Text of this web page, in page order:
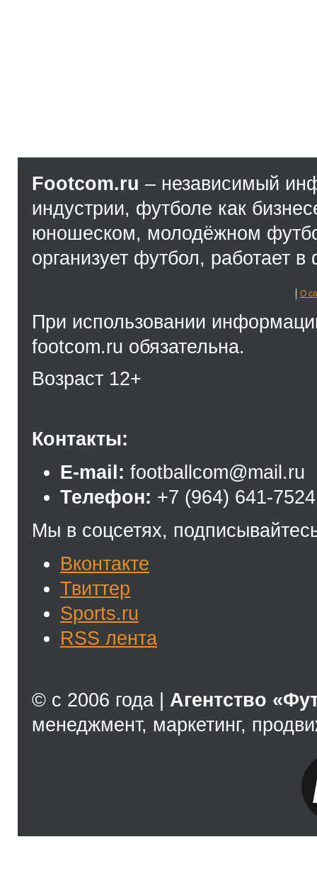
Footcom.ru – независимый
индустрии, футболе как
юношеском, молодёжном
организует футбол, работает
О
При использовании
footcom.ru обязательна.
Возраст 12+
Контакты:
E-mail: footballcom@mail.ru
Телефон: +7 (964) 641-7524
Мы в соцсетях,
Вконтакте
Твиттер
Sports.ru
RSS лента
© с 2006 года | Агентство
менеджмент, маркетинг,